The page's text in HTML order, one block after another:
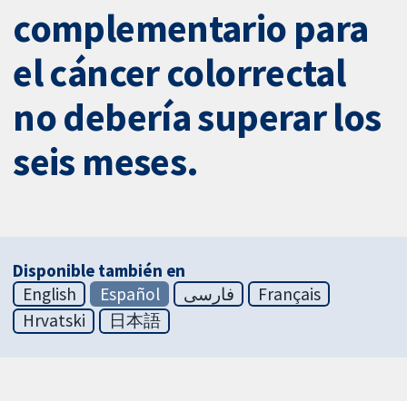
complementario para
el cáncer colorrectal
no debería superar los
seis meses.
Disponible también en
English
Español فارسی
Français
Hrvatski
日本語